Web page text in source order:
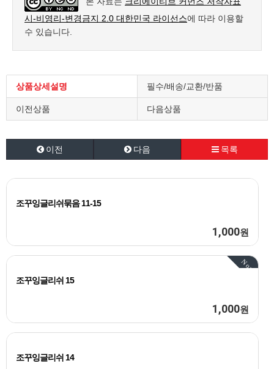
시-비영리-변경금지 2.0 대한민국 라이선스에 따라 이용할
수 있습니다.
상품상세설명 필수/배송/교환/반품
이전상품 다음상품
이전 다음 목록
조꾸잉글리쉬묶음 11-15
1,000원
Now
조꾸잉글리쉬 15
1,000원
조꾸잉글리쉬 14